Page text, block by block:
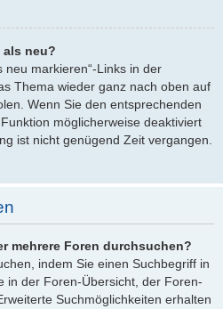
als neu?
neu markieren“-Links in der
Thema wieder ganz nach oben auf
Wenn Sie den entsprechenden
möglicherweise deaktiviert
ist nicht genügend Zeit vergangen.
mehrere Foren durchsuchen?
indem Sie einen Suchbegriff in
in der Foren-Übersicht, der Foren-
Suchmöglichkeiten erhalten